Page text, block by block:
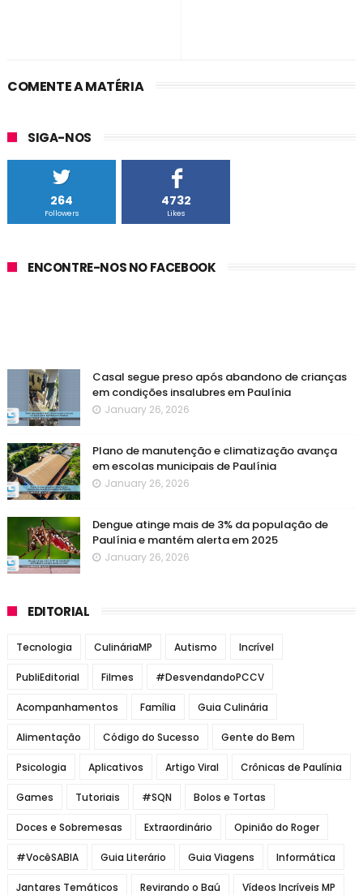
COMENTE A MATÉRIA
SIGA-NOS
264
Followers
4732
Likes
ENCONTRE-NOS NO FACEBOOK
Casal segue preso após abandono de crianças
em condições insalubres em Paulínia
January 26, 2026
Plano de manutenção e climatização avança
em escolas municipais de Paulínia
January 26, 2026
Dengue atinge mais de 3% da população de
Paulínia e mantém alerta em 2025
January 26, 2026
EDITORIAL
Tecnologia CulináriaMP Autismo Incrível
PubliEditorial Filmes #DesvendandoPCCV
Acompanhamentos Família Guia Culinária
Alimentação Código do Sucesso Gente do Bem
Psicologia Aplicativos Artigo Viral Crônicas de Paulínia
Games Tutoriais #SQN Bolos e Tortas
Doces e Sobremesas Extraordinário Opinião do Roger
#VocêSABIA Guia Literário Guia Viagens Informática
Jantares Temáticos Revirando o Baú Vídeos Incríveis MP